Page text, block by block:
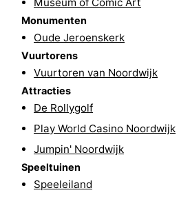
Egmond
aan
Noordhollands
duinreservaat
aan
Zee
Natuur
Zuid-
Kennermerland
Amsterdam
Haarlem
Zandvoort
Zuid-
Monumenten
Oude Jeroenskerk
Vuurtorens
Vuurtoren van Noordwijk
Attracties
De Rollygolf
Play World Casino Noordwijk
Jumpin' Noordwijk
Speeltuinen
Speeleiland